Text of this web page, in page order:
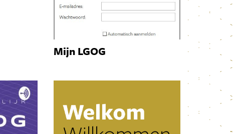
Mijn LGOG